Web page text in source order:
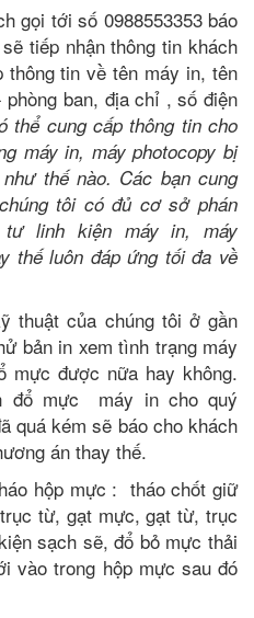
gọi tới số 0988553353 báo
tiếp nhận thông tin khách
thông tin về tên máy in, tên
ban, địa chỉ , số điện
thể cung cấp thông tin cho
máy in, máy photocopy bị
thế nào. Các bạn cung
tôi có đủ cơ sở phán
linh kiện máy in, máy
thế luôn đáp ứng tối đa về
thuật của chúng tôi ở gần
bản in xem tình trạng máy
mực được nữa hay không.
đổ mực máy in cho quý
quá kém sẽ báo cho khách
án thay thế.
hộp mực : tháo chốt giữ
từ, gạt mực, gạt từ, trục
sạch sẽ, đổ bỏ mực thải
vào trong hộp mực sau đó